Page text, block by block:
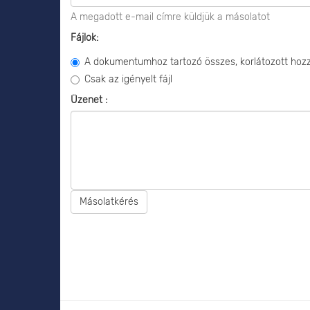
A megadott e-mail címre küldjük a másolatot
Fájlok:
A dokumentumhoz tartozó összes, korlátozott
Csak az igényelt fájl
Üzenet :
Másolatkérés